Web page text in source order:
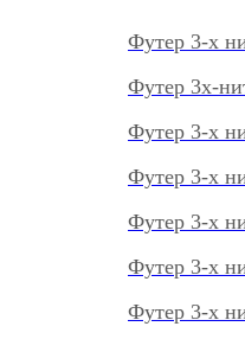
Футер 3-х
Футер 3х-
Футер 3-х
Футер 3-х
Футер 3-х
Футер 3-х
Футер 3-х